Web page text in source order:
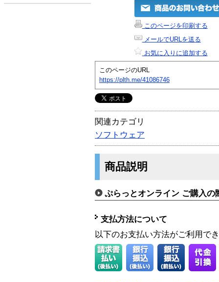
このページを印刷する
メールでURLを送る
お気に入りに追加する
このページのURL
https://plth.me/41086746
関連カテゴリ
ソフトウェア
商品説明
ぷらっとオンライン ご購入の
支払方法について
以下のお支払い方法がご利用で